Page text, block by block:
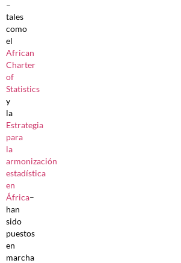
–
tales
como
el
African
Charter
of
Statistics
y
la
Estrategia
para
la
armonización
estadística
en
África–
han
sido
puestos
en
marcha